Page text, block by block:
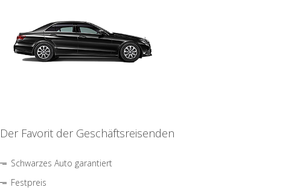
Der Favorit der Geschäftsreisenden
Schwarzes Auto garantiert
Festpreis